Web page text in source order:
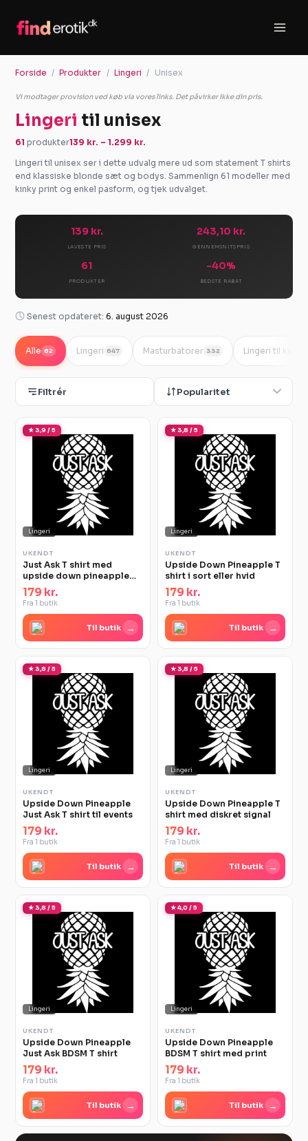
Forside Produkter Lingeri Unisex
Vi modtager provision ved køb via vores links. Det påvirker ikke din pris.
Lingeri til unisex
61 produkter139 kr. – 1.299 kr.
Lingeri til unisex ser i dette udvalg mere ud som statement T shirts
end klassiske blonde sæt og bodys. Sammenlign 61 modeller med
kinky print og enkel pasform, og tjek udvalget.
139 kr.
LAVESTE PRIS
243,10 kr.
GENNEMSNITSPRIS
61
PRODUKTER
-40%
BEDSTE RABAT
Senest opdateret: 6. august 2026
Alle 62 Lingeri 647 Masturbatorer 332 Lingeri til
Filtrér Popularitet
★ 3,9 / 5
Lingeri
UKENDT
Just Ask T shirt med
upside down pineapple
print
179 kr.
Fra 1 butik
Til butik →
★ 3,8 / 5
Lingeri
UKENDT
Upside Down Pineapple T
shirt i sort eller hvid
179 kr.
Fra 1 butik
Til butik →
★ 3,8 / 5
Lingeri
UKENDT
Upside Down Pineapple
Just Ask T shirt til events
179 kr.
Fra 1 butik
Til butik →
★ 3,8 / 5
Lingeri
UKENDT
Upside Down Pineapple T
shirt med diskret signal
179 kr.
Fra 1 butik
Til butik →
★ 3,8 / 5
Lingeri
UKENDT
Upside Down Pineapple
Just Ask BDSM T shirt
179 kr.
Fra 1 butik
Til butik →
★ 4,0 / 5
Lingeri
UKENDT
Upside Down Pineapple
BDSM T shirt med print
179 kr.
Fra 1 butik
Til butik →